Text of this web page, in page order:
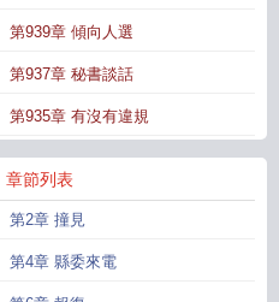
第939章 傾向人選
第937章 秘書談話
第935章 有沒有違規
章節列表
第2章 撞見
第4章 縣委來電